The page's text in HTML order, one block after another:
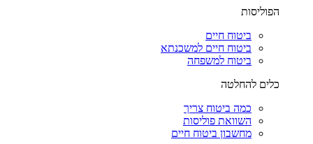
הפוליסות
ביטוח חיים
ביטוח חיים למשכנתא
ביטוח למשפחה
כלים להחלטה
כמה ביטוח צריך
השוואת פוליסות
מחשבון ביטוח חיים